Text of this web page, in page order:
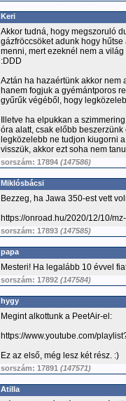
Keri
Akkor tudná, hogy megszoruló
gázfröccsöket adunk hogy
menni, mert ezeknél nem a
:DDD
Aztán ha hazaértünk akkor nem
hanem fogjuk a gyémántporos
gyűrűk végéből, hogy
Illetve ha elpukkan a
óra alatt, csak előbb
legközelebb ne tudjon kiugorni
visszük, akkor ezt soha nem
sorszám: 17894 (147586)
Miklósbácsi
Bezzeg, ha Jawa 350-est vett
https://onroad.hu/2020/12/10/
sorszám: 17893 (147585)
papa
Mesteri! Ha legalább 10 évvel
sorszám: 17892 (147584)
hygy
Megint alkottunk a PeetAir-el:
https://www.youtube.com/
Ez az első, még lesz két rész. :)
sorszám: 17891 (147571)
Atilla